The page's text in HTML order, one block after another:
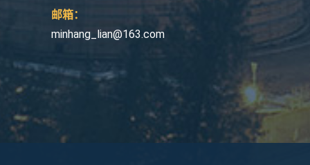
邮箱：
minhang_lian@163.com